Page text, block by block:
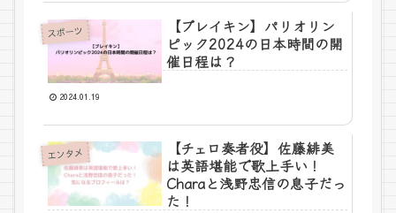
スポーツ
【ブレイキン】パリオリン
ピック2024の日本時間の開
催日程は？
2024.01.19
エンタメ
【チェロ奏者役】佐藤緋美
は英語堪能で歌上手い！
Charaと浅野忠信の息子だっ
た！